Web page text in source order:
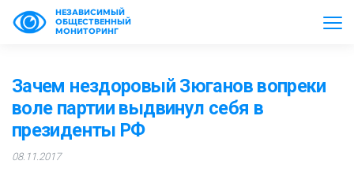
НЕЗАВИСИМЫЙ
ОБЩЕСТВЕННЫЙ
МОНИТОРИНГ
Зачем нездоровый Зюганов вопреки
воле партии выдвинул себя в
президенты РФ
08.11.2017